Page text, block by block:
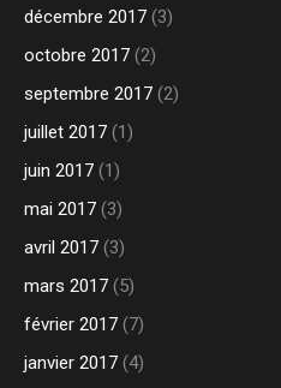
décembre 2017 (3)
octobre 2017 (2)
septembre 2017 (2)
juillet 2017 (1)
juin 2017 (1)
mai 2017 (3)
avril 2017 (3)
mars 2017 (5)
février 2017 (7)
janvier 2017 (4)